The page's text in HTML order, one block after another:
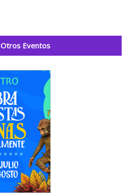
Otros Eventos